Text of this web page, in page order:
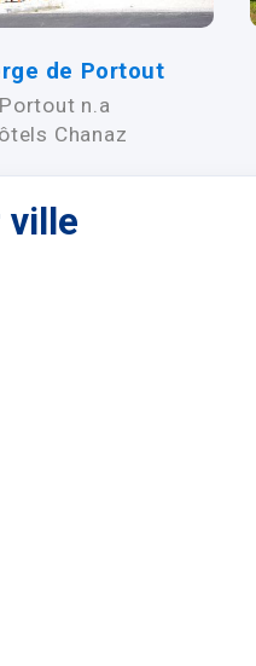
de Portout
Portout n.a
Chanaz
ville